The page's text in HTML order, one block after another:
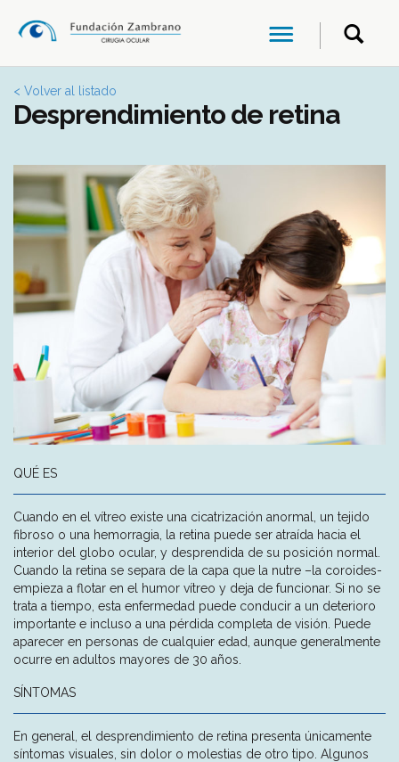
< Volver al listado
Desprendimiento de retina
QUÉ ES
Cuando en el vítreo existe una cicatrización anormal, un tejido
fibroso o una hemorragia, la retina puede ser atraída hacia el
interior del globo ocular, y desprendida de su posición normal.
Cuando la retina se separa de la capa que la nutre –la coroides-
empieza a flotar en el humor vítreo y deja de funcionar. Si no se
trata a tiempo, esta enfermedad puede conducir a un deterioro
importante e incluso a una pérdida completa de visión. Puede
aparecer en personas de cualquier edad, aunque generalmente
ocurre en adultos mayores de 30 años.
SÍNTOMAS
En general, el desprendimiento de retina presenta únicamente
síntomas visuales, sin dolor o molestias de otro tipo. Algunos